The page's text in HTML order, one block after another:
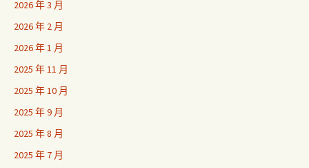
2026 年 3 月
2026 年 2 月
2026 年 1 月
2025 年 11 月
2025 年 10 月
2025 年 9 月
2025 年 8 月
2025 年 7 月